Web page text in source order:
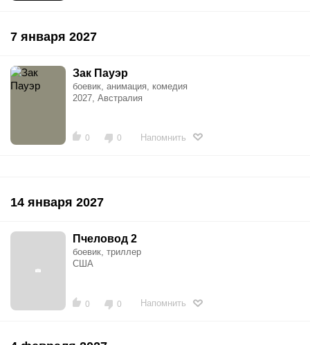
7 января 2027
Зак Пауэр
боевик, анимация, комедия
2027, Австралия
0 0 Напомнить
14 января 2027
Пчеловод 2
боевик, триллер
США
0 0 Напомнить